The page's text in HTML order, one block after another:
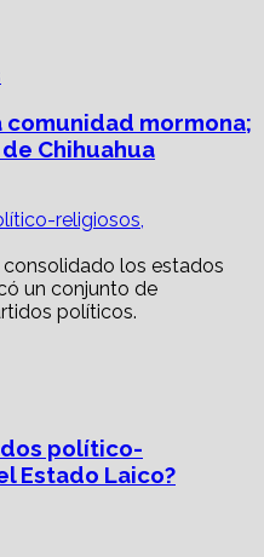
comunidad mormona;
Chihuahua
religiosos,
político-
Estado Laico?